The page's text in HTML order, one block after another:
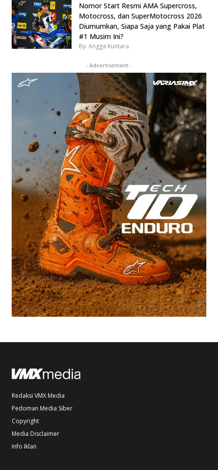
Nomor Start Resmi AMA Supercross,
Motocross, dan SuperMotocross 2026
Diumumkan, Siapa Saja yang Pakai Plat
#1 Musim Ini?
By: Angga Kuntara
- Advertisement -
Redaksi VMX Media
Pedoman Media Siber
Copyright
Media Disclaimer
Info Iklan